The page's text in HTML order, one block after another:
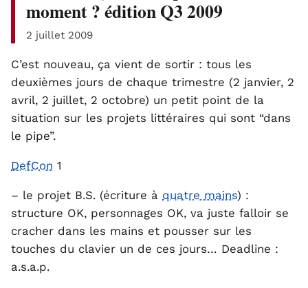
moment ? édition Q3 2009
2 juillet 2009
C’est nouveau, ça vient de sortir : tous les
deuxièmes jours de chaque trimestre (2 janvier, 2
avril, 2 juillet, 2 octobre) un petit point de la
situation sur les projets littéraires qui sont “dans
le pipe”.
DefCon 1
– le projet B.S. (écriture à quatre mains) :
structure OK, personnages OK, va juste falloir se
cracher dans les mains et pousser sur les
touches du clavier un de ces jours… Deadline :
a.s.a.p.